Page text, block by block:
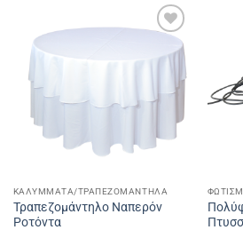
Wishlist
ΚΑΛΎΜΜΑΤΑ/ΤΡΑΠΕΖΟΜΆΝΤΗΛΑ
Τραπεζομάντηλο Ναπερόν
Ροτόντα